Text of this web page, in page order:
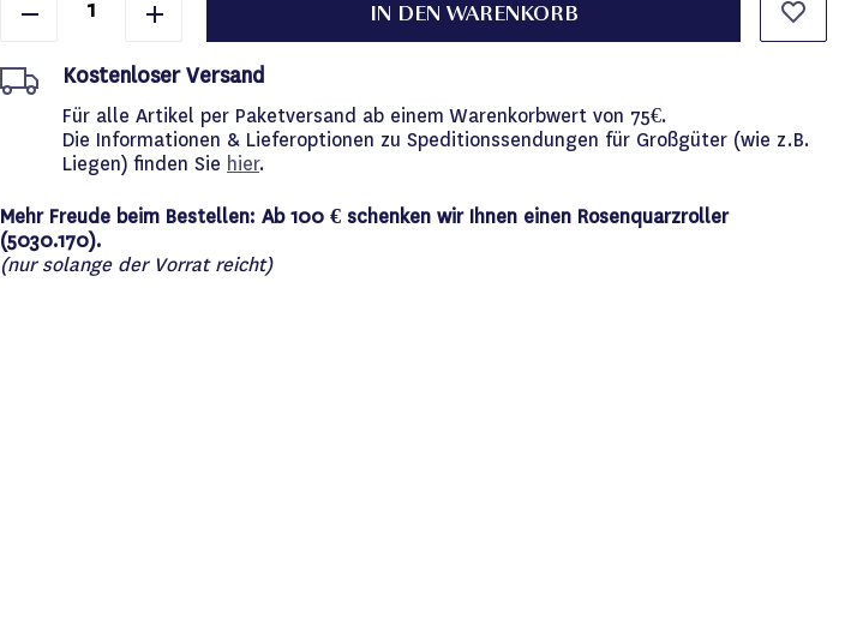
IN DEN WARENKORB
Kostenloser Versand
Für alle Artikel per Paketversand ab einem Warenkorbwert von 75€.
Die Informationen & Lieferoptionen zu Speditionssendungen für Großgüter (wie z.B.
Liegen) finden Sie hier.
Mehr Freude beim Bestellen: Ab 100 € schenken wir Ihnen einen Rosenquarzroller
(5030.170).
(nur solange der Vorrat reicht)